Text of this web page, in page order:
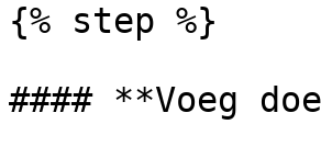
{% step %}
#### **Voeg